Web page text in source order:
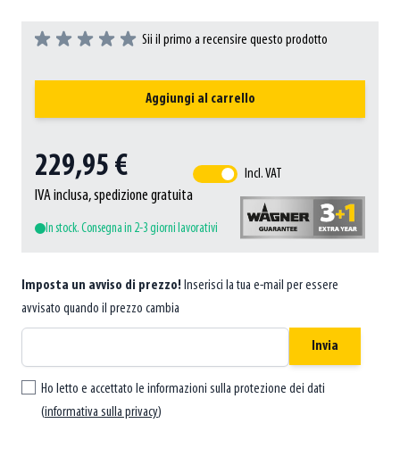
Sii il primo a recensire questo prodotto
Aggiungi al carrello
229,95 €
IVA inclusa, spedizione gratuita
Incl. VAT
In stock. Consegna in 2-3 giorni lavorativi
Imposta un avviso di prezzo! Inserisci la tua e-mail per essere
avvisato quando il prezzo cambia
Invia
Ho letto e accettato le informazioni sulla protezione dei dati
(informativa sulla privacy)